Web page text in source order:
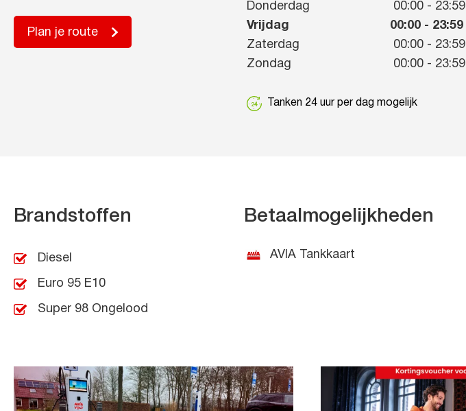
Plan je route
Donderdag
00:00 - 23:59
Vrijdag
00:00 - 23:59
Zaterdag
00:00 - 23:59
Zondag
00:00 - 23:59
Tanken 24 uur per dag mogelijk
Brandstoffen
Diesel
Euro 95 E10
Super 98 Ongelood
Betaalmogelijkheden
AVIA Tankkaart